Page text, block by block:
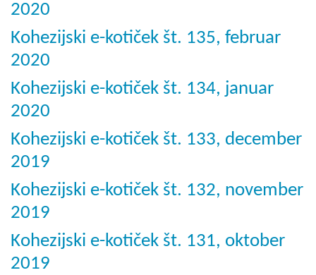
2020
Kohezijski e-kotiček št. 135, februar
2020
Kohezijski e-kotiček št. 134, januar
2020
Kohezijski e-kotiček št. 133, december
2019
Kohezijski e-kotiček št. 132, november
2019
Kohezijski e-kotiček št. 131, oktober
2019